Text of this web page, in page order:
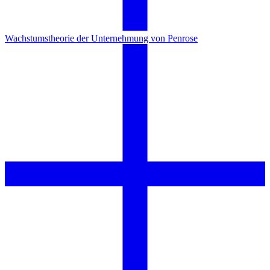
Wachstumstheorie der Unternehmung von Penrose